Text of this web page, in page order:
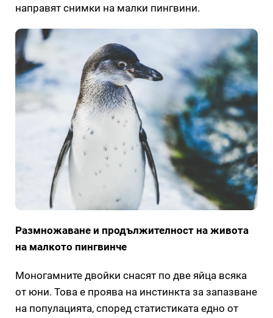
направят снимки на малки пингвини.
Размножаване и продължителност на живота
на малкото пингвинче
Моногамните двойки снасят по две яйца всяка
от юни. Това е проява на инстинкта за запазване
на популацията, според статистиката едно от